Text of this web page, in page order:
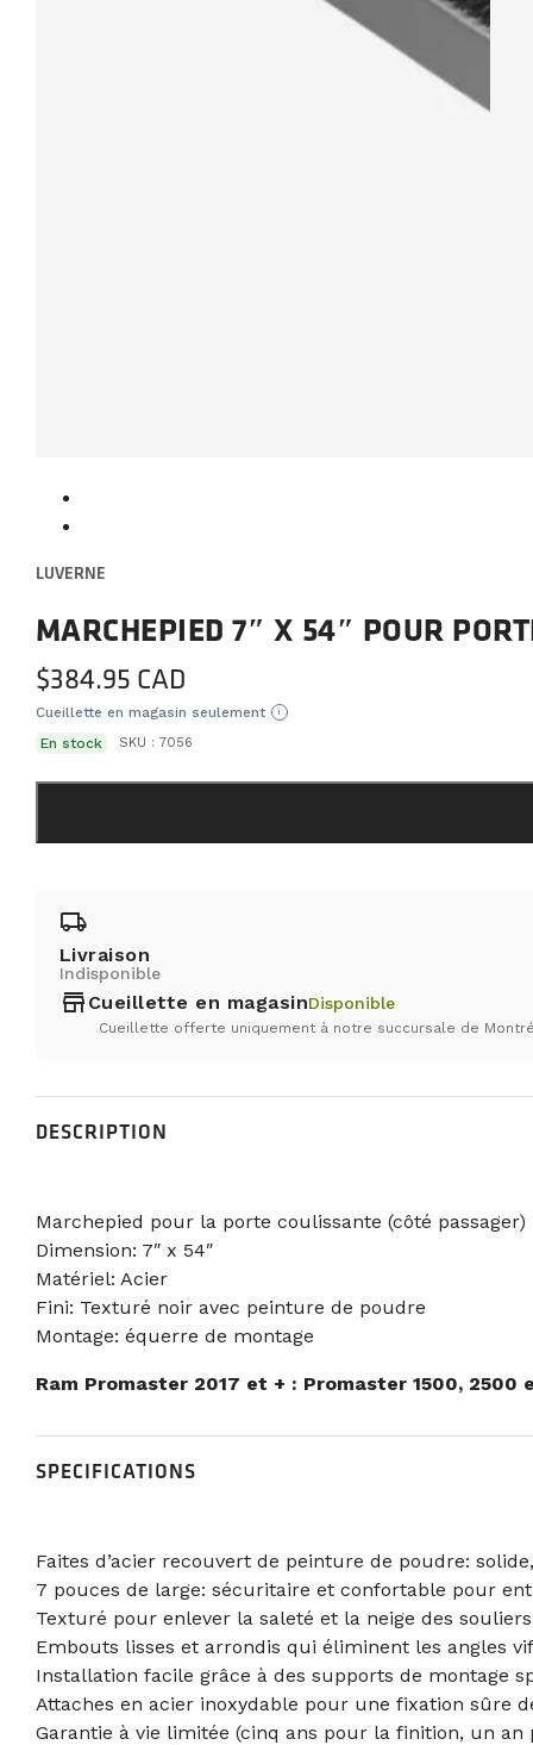
LUVERNE
MARCHEPIED 7″ X 54″ POUR
$384.95
Cueillette en magasin seulement i
En stock SKU : 7056
local_shipping
Livraison
Indisponible
store Cueillette en magasinDisponible
Cueillette offerte uniquement à notre succursale de
DESCRIPTION
Marchepied pour la porte coulissante (côté passager)
Dimension: 7″ x 54″
Matériel: Acier
Fini: Texturé noir avec peinture de poudre
Montage: équerre de montage
Ram Promaster 2017 et + : Promaster 1500, 2500
SPECIFICATIONS
Faites d’acier recouvert de peinture de poudre:
7 pouces de large: sécuritaire et confortable pour
Texturé pour enlever la saleté et la neige des
Embouts lisses et arrondis qui éliminent les angles
Installation facile grâce à des supports de montage
Attaches en acier inoxydable pour une fixation sûre
Garantie à vie limitée (cinq ans pour la finition, un an